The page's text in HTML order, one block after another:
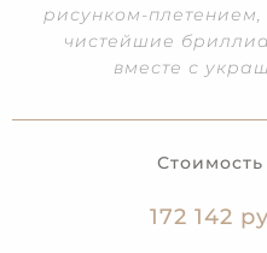
рисунком-плетением,
чистейшие
вместе с
172 142